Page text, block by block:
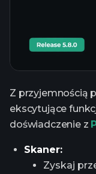
Z przyjemnością
ekscytujące
doświadczenie z
Skaner:
Zyskaj